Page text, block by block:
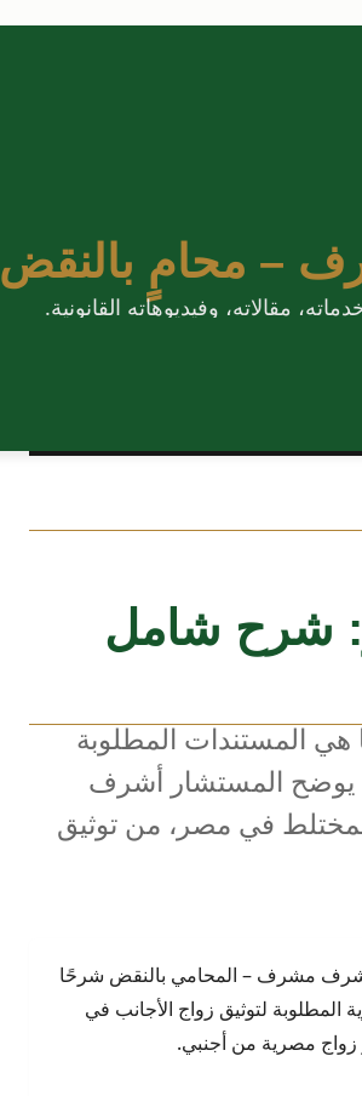
– محامٍ بالنقض
مقالاته، وفيديوهاته القانونية.
شرح شامل
هي المستندات المطلوبة
يوضح المستشار أشرف
في مصر، من توثيق
أشرف مشرف – المحامي بالنقض شرحًا
المطلوبة لتوثيق زواج الأجانب في
مصرية من أجنبي.